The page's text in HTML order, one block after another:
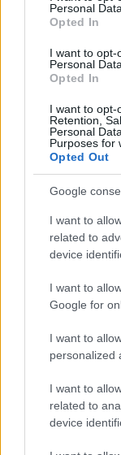
Personal Data.
Opted In
I want to opt-
Personal
Opted In
I want to opt-
Retention,
Personal
Purposes for
Opted Out
Google
I want to
related to
device
I want to
Google for
I want to
personalized
I want to
related to
device
NECROLOGIE
Mario